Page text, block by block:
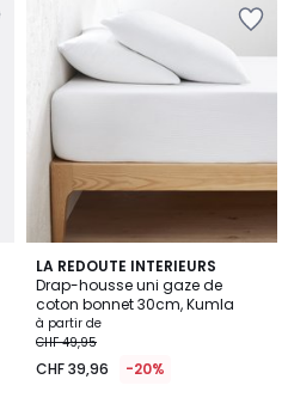
LA REDOUTE INTERIEURS
Drap-housse uni gaze de
coton bonnet 30cm, Kumla
à partir de
CHF 49,95
CHF 39,96 -20%
4
/
5
17
Couleurs